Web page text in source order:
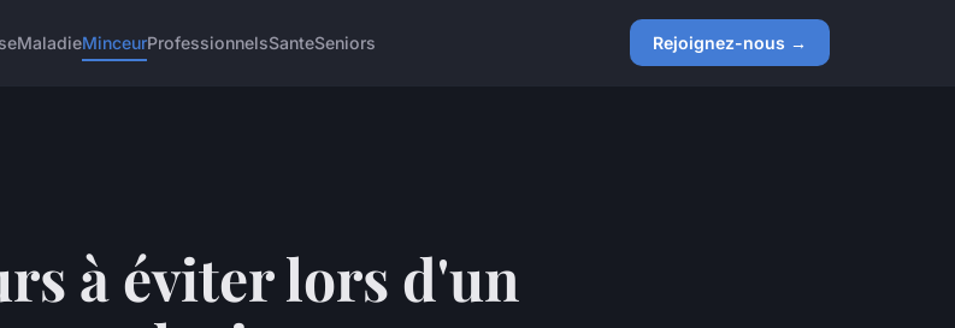
MaladieMinceurProfessionnelsSanteSeniors Rejoignez-nous →
à éviter lors d'un